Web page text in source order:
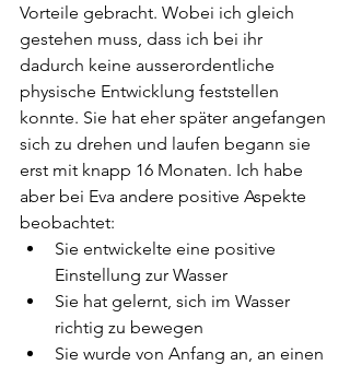
Vorteile gebracht. Wobei ich gleich
gestehen muss, dass ich bei ihr
dadurch keine ausserordentliche
physische Entwicklung feststellen
konnte. Sie hat eher später angefangen
sich zu drehen und laufen begann sie
erst mit knapp 16 Monaten. Ich habe
aber bei Eva andere positive Aspekte
beobachtet:
Sie entwickelte eine positive
Einstellung zur Wasser
Sie hat gelernt, sich im Wasser
richtig zu bewegen
Sie wurde von Anfang an, an einen